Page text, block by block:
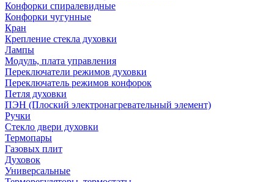
Конфорки спиралевидные
Конфорки чугунные
Кран
Крепление стекла духовки
Лампы
Модуль, плата управления
Переключатели режимов духовки
Переключатель режимов конфорок
Петля духовки
ПЭН (Плоский электронагревательный элемент)
Ручки
Стекло двери духовки
Термопары
Газовых плит
Духовок
Универсальные